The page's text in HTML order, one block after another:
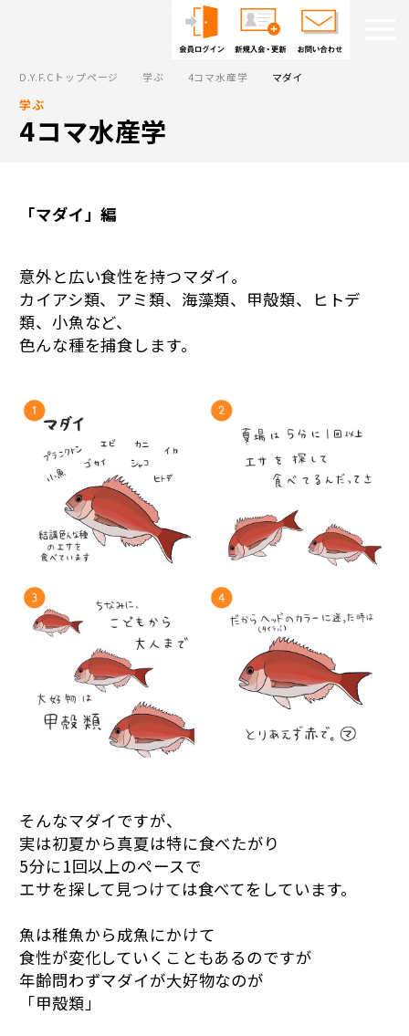
D.Y.F.Cトップページ 学ぶ 4コマ水産学 マダイ
学ぶ
4コマ水産学
「マダイ」編
意外と広い食性を持つマダイ。
カイアシ類、アミ類、海藻類、甲殻類、ヒトデ
類、小魚など、
色んな種を捕食します。
そんなマダイですが、
実は初夏から真夏は特に食べたがり
5分に1回以上のペースで
エサを探して見つけては食べてをしています。
魚は稚魚から成魚にかけて
食性が変化していくこともあるのですが
年齢問わずマダイが大好物なのが
「甲殻類」